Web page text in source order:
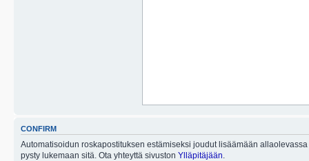
CONFIRM
Automatisoidun roskapostituksen estämiseksi joudut lisäämään
pysty lukemaan sitä. Ota yhteyttä sivuston Ylläpitäjään